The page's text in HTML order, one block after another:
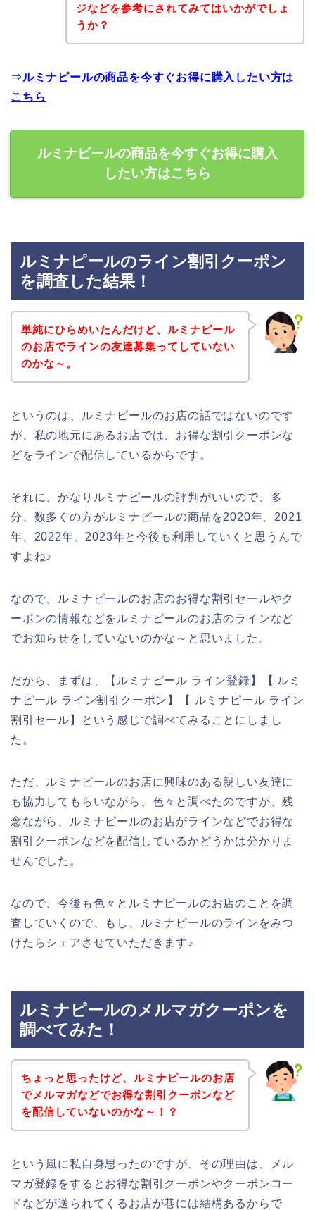
ジなどを参考にされてみてはいかがでしょ
うか？
⇒ルミナピールの商品を今すぐお得に購入したい方は
こちら
ルミナピールの商品を今すぐお得に購入
したい方はこちら
ルミナピールのライン割引クーポン
を調査した結果！
単純にひらめいたんだけど、ルミナピール
のお店でラインの友達募集ってしていない
のかな～。
というのは、ルミナピールのお店の話ではないのです
が、私の地元にあるお店では、お得な割引クーポンな
どをラインで配信しているからです。
それに、かなりルミナピールの評判がいいので、多
分、数多くの方がルミナピールの商品を2020年、2021
年、2022年、2023年と今後も利用していくと思うんで
すよね♪
なので、ルミナピールのお店のお得な割引セールやク
ーポンの情報などをルミナピールのお店のラインなど
でお知らせをしていないのかな～と思いました。
だから、まずは、【ルミナピール ライン登録】【 ルミ
ナピール ライン割引クーポン】【 ルミナピール ライン
割引セール】という感じで調べてみることにしまし
た。
ただ、ルミナピールのお店に興味のある親しい友達に
も協力してもらいながら、色々と調べたのですが、残
念ながら、ルミナピールのお店がラインなどでお得な
割引クーポンなどを配信しているかどうかは分かりま
せんでした。
なので、今後も色々とルミナピールのお店のことを調
査していくので、もし、ルミナピールのラインをみつ
けたらシェアさせていただきます♪
ルミナピールのメルマガクーポンを
調べてみた！
ちょっと思ったけど、ルミナピールのお店
でメルマガなどでお得な割引クーポンなど
を配信していないのかな～！？
という風に私自身思ったのですが、その理由は、メル
マガ登録をするとお得な割引クーポンやクーポンコー
ドなどが送られてくるお店が巷には結構あるからで